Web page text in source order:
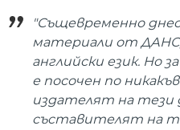
"Същевременно
материали от
английски език. Но
е посочен по
издателят на тези
съставителят на